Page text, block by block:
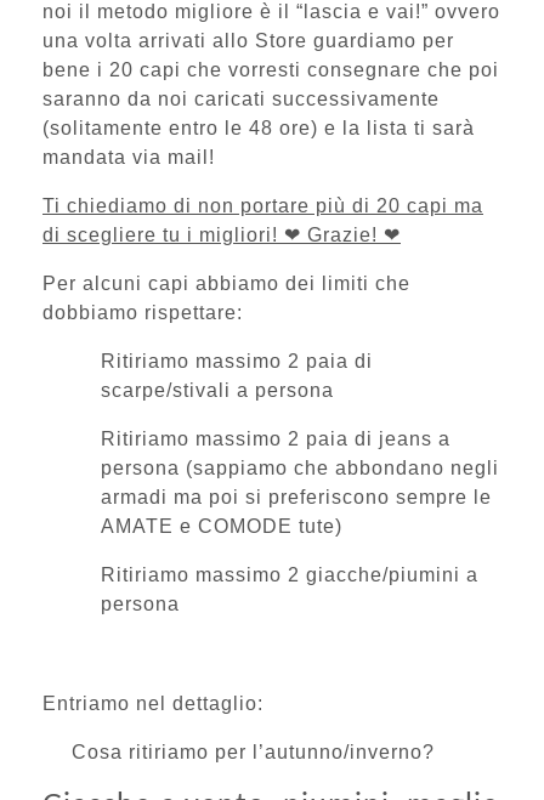
noi il metodo migliore è il “lascia e vai!” ovvero
una volta arrivati allo Store guardiamo per
bene i 20 capi che vorresti consegnare che poi
saranno da noi caricati successivamente
(solitamente entro le 48 ore) e la lista ti sarà
mandata via mail!
Ti chiediamo di non portare più di 20 capi ma
di scegliere tu i migliori! ❤ Grazie! ❤
Per alcuni capi abbiamo dei limiti che
dobbiamo rispettare:
Ritiriamo massimo 2 paia di
scarpe/stivali a persona
Ritiriamo massimo 2 paia di jeans a
persona (sappiamo che abbondano negli
armadi ma poi si preferiscono sempre le
AMATE e COMODE tute)
Ritiriamo massimo 2 giacche/piumini a
persona
Entriamo nel dettaglio:
Cosa ritiriamo per l’autunno/inverno?